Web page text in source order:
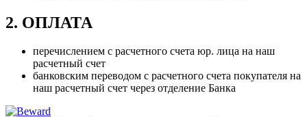
2. ОПЛАТА
перечислением с расчетного счета юр. лица на наш
расчетный счет
банковским переводом с расчетного счета покупателя на
наш расчетный счет через отделение Банка